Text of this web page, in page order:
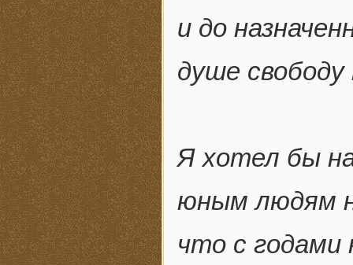
и до
душе
Я хотел бы
юным людям
что с